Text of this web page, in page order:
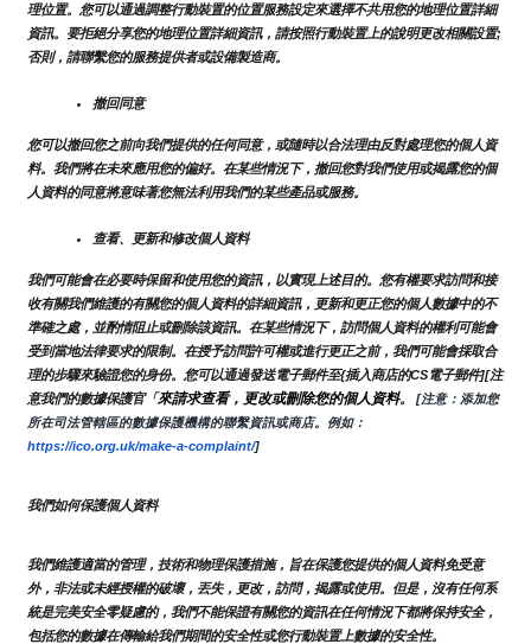
理位置。您可以通過調整行動裝置的位置服務設定來選擇不共用您的地理位置詳細
資訊。要拒絕分享您的地理位置詳細資訊，請按照行動裝置上的說明更改相關設置;
否則，請聯繫您的服務提供者或設備製造商。
撤回同意
您可以撤回您之前向我們提供的任何同意，或隨時以合法理由反對處理您的個人資
料。我們將在未來應用您的偏好。在某些情況下，撤回您對我們使用或揭露您的個
人資料的同意將意味著您無法利用我們的某些產品或服務。
查看、更新和修改個人資料
我們可能會在必要時保留和使用您的資訊，以實現上述目的。您有權要求訪問和接
收有關我們維護的有關您的個人資料的詳細資訊，更新和更正您的個人數據中的不
準確之處，並酌情阻止或刪除該資訊。在某些情況下，訪問個人資料的權利可能會
受到當地法律要求的限制。在授予訪問許可權或進行更正之前，我們可能會採取合
理的步驟來驗證您的身份。您可以通過發送電子郵件至{插入商店的CS電子郵件][注
意我們的數據保護官「來請求查看，更改或刪除您的個人資料。
[注意：添加您
所在司法管轄區的數據保護機構的聯繫資訊或商店。例如：
https://ico.org.uk/make-a-complaint/]
我們如何保護個人資料
我們維護適當的管理，技術和物理保護措施，旨在保護您提供的個人資料免受意
外，非法或未經授權的破壞，丟失，更改，訪問，揭露或使用。但是，沒有任何系
統是完美安全零疑慮的，我們不能保證有關您的資訊在任何情況下都將保持安全，
包括您的數據在傳輸給我們期間的安全性或您行動裝置上數據的安全性。